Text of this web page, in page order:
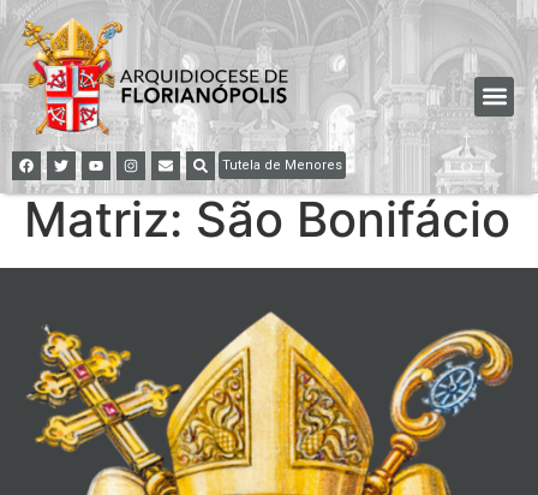
Tutela de Menores
Matriz: São Bonifácio